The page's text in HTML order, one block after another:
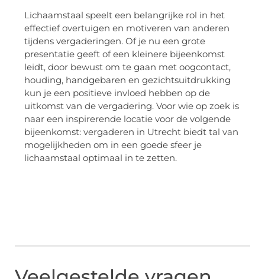
Lichaamstaal speelt een belangrijke rol in het
effectief overtuigen en motiveren van anderen
tijdens vergaderingen. Of je nu een grote
presentatie geeft of een kleinere bijeenkomst
leidt, door bewust om te gaan met oogcontact,
houding, handgebaren en gezichtsuitdrukking
kun je een positieve invloed hebben op de
uitkomst van de vergadering. Voor wie op zoek is
naar een inspirerende locatie voor de volgende
bijeenkomst: vergaderen in Utrecht biedt tal van
mogelijkheden om in een goede sfeer je
lichaamstaal optimaal in te zetten.